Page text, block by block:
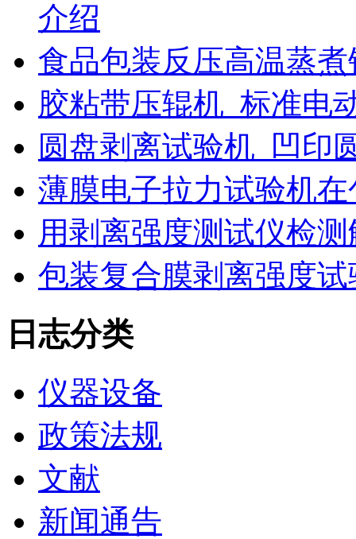
介绍
食品包装反压高温蒸
胶粘带压辊机_标准电
圆盘剥离试验机_凹印
薄膜电子拉力试验机
用剥离强度测试仪检
包装复合膜剥离强度
日志分类
仪器设备
政策法规
文献
新闻通告